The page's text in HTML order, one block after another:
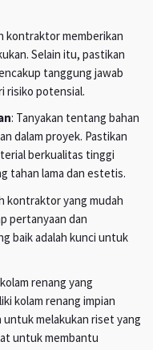
kontraktor memberikan
Selain itu, pastikan
tanggung jawab
risiko potensial.
: Tanyakan tentang bahan
dalam proyek. Pastikan
berkualitas tinggi
tahan lama dan estetis.
kontraktor yang mudah
pertanyaan dan
baik adalah kunci untuk
renang yang
kolam renang impian
melakukan riset yang
untuk membantu